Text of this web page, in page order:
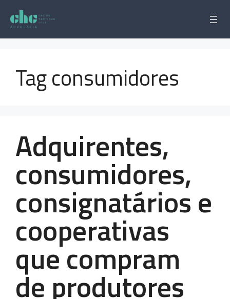
para
conteúdo
Tag consumidores
Adquirentes,
consumidores,
consignatários e
cooperativas
que compram
de produtores